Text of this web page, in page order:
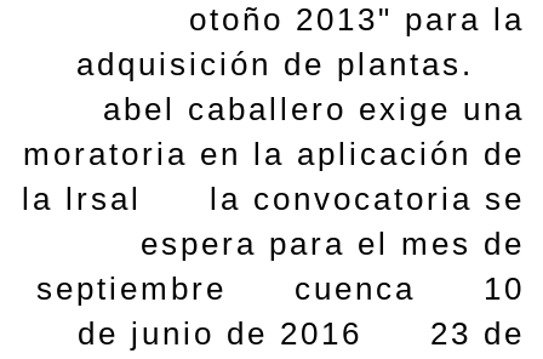
otoño 2013" para la
adquisición de plantas.
abel caballero exige una
moratoria en la aplicación de
la lrsal
la convocatoria se
espera para el mes de
septiembre
cuenca
10
de junio de 2016
23 de